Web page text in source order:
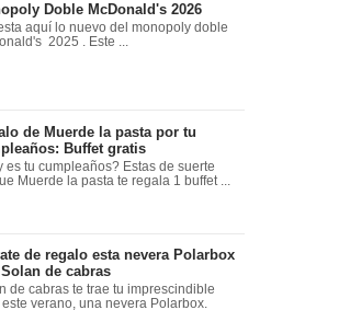
Doble McDonald's 2026
aquí lo nuevo del monopoly doble
2025 . Este ...
de Muerde la pasta por tu
Buffet gratis
es tu cumpleaños? Estas de suerte
Muerde la pasta te regala 1 buffet ...
de regalo esta nevera Polarbox
de cabras
de cabras te trae tu imprescindible
verano, una nevera Polarbox.